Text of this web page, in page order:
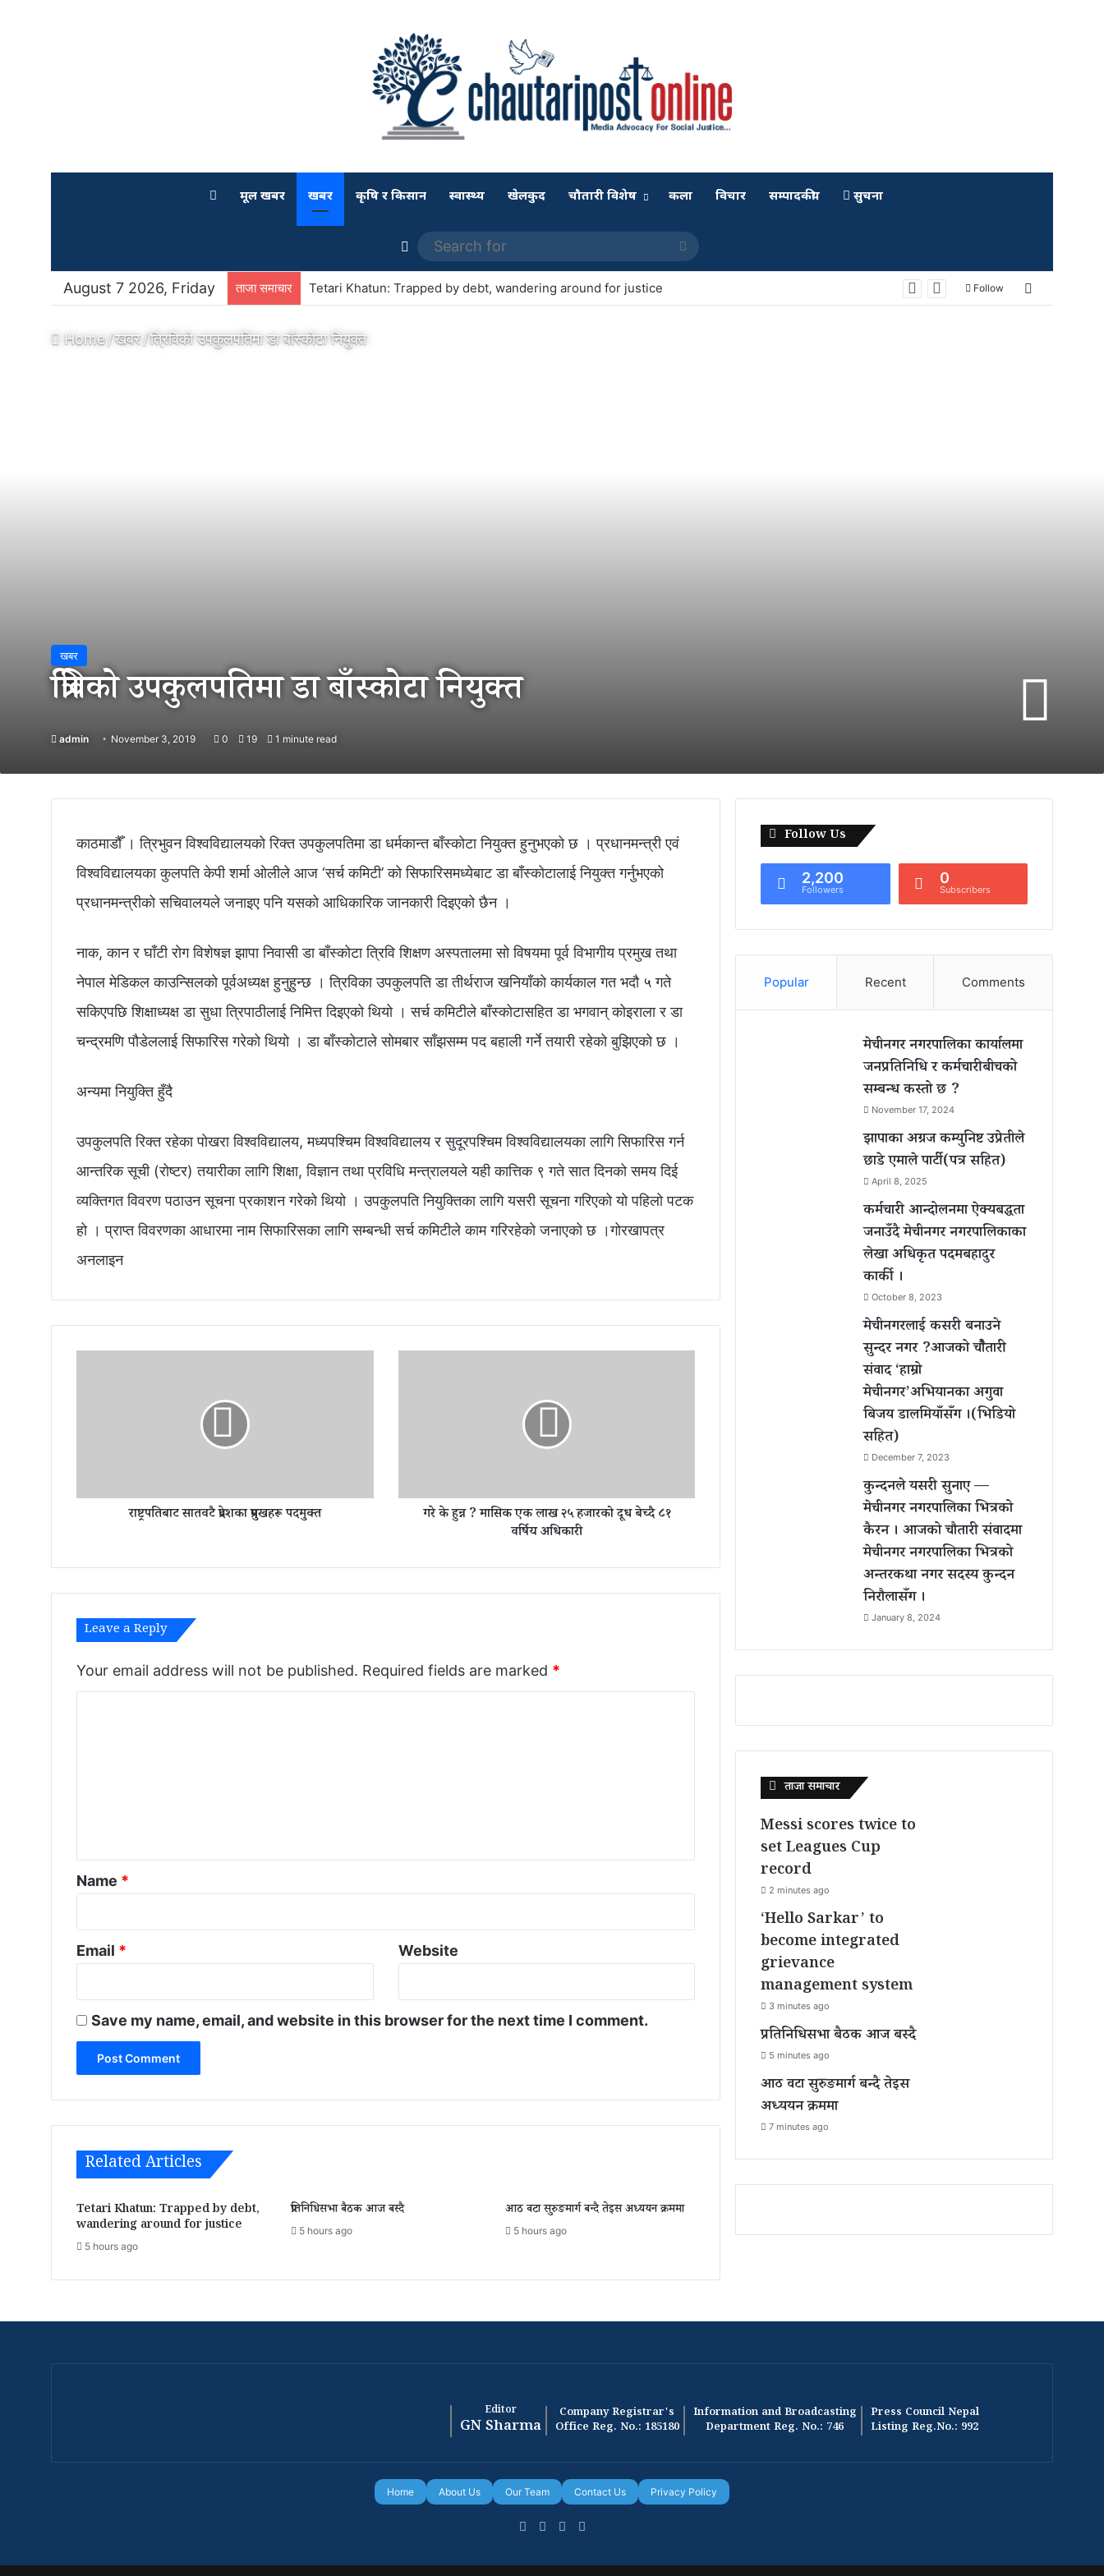
मूल खबर खबर कृषि र किसान स्वास्थ्य खेलकुद चौतारी विशेष कला विचार सम्पादकीय सुचना
Switch skin
for
August 7 2026, Friday ताजा समाचार Tetari Khatun: Trapped by debt, wandering around for justice Follow
Home/खबर/त्रिविको उपकुलपतिमा डा बाँस्कोटा नियुक्त
खबर
त्रिविको उपकुलपतिमा डा बाँस्कोटा नियुक्त
admin November 3, 2019 0 19 1 minute read
काठमाडौँ । त्रिभुवन विश्वविद्यालयको रिक्त उपकुलपतिमा डा धर्मकान्त बाँस्कोटा नियुक्त हुनुभएको छ । प्रधानमन्त्री एवं
विश्वविद्यालयका कुलपति केपी शर्मा ओलीले आज ‘सर्च कमिटी’ को सिफारिसमध्येबाट डा बाँस्कोटालाई नियुक्त गर्नुभएको
प्रधानमन्त्रीको सचिवालयले जनाइए पनि यसको आधिकारिक जानकारी दिइएको छैन ।
नाक, कान र घाँटी रोग विशेषज्ञ झापा निवासी डा बाँस्कोटा त्रिवि शिक्षण अस्पतालमा सो विषयमा पूर्व विभागीय प्रमुख तथा
नेपाल मेडिकल काउन्सिलको पूर्वअध्यक्ष हुनुहुन्छ । त्रिविका उपकुलपति डा तीर्थराज खनियाँको कार्यकाल गत भदौ ५ गते
सकिएपछि शिक्षाध्यक्ष डा सुधा त्रिपाठीलाई निमित्त दिइएको थियो । सर्च कमिटीले बाँस्कोटासहित डा भगवान् कोइराला र डा
चन्द्रमणि पौडेललाई सिफारिस गरेको थियो । डा बाँस्कोटाले सोमबार साँझसम्म पद बहाली गर्ने तयारी रहेको बुझिएको छ ।
अन्यमा नियुक्ति हुँदै
उपकुलपति रिक्त रहेका पोखरा विश्वविद्यालय, मध्यपश्चिम विश्वविद्यालय र सुदूरपश्चिम विश्वविद्यालयका लागि सिफारिस गर्न
आन्तरिक सूची (रोष्टर) तयारीका लागि शिक्षा, विज्ञान तथा प्रविधि मन्त्रालयले यही कात्तिक ९ गते सात दिनको समय दिई
व्यक्तिगत विवरण पठाउन सूचना प्रकाशन गरेको थियो । उपकुलपति नियुक्तिका लागि यसरी सूचना गरिएको यो पहिलो पटक
हो । प्राप्त विवरणका आधारमा नाम सिफारिसका लागि सम्बन्धी सर्च कमिटीले काम गरिरहेको जनाएको छ ।गोरखापत्र
अनलाइन
व
श
मु
ख
रू
राष्ट्रपतिबाट सातवटै प्रदेशका प्रमुखहरू पदमुक्त
क
ख
को
धि
री
गरे के हुन्न ? मासिक एक लाख २५ हजारको दूध बेच्दै ८१
वर्षिय अधिकारी
Leave a Reply
Your email address will not be published. Required fields are marked *
*
Name *
Email * Website
Save my name, email, and website in this browser for the next time I comment.
Related Articles
Tetari Khatun: Trapped by debt,
wandering around for justice
5 hours ago
प्रतिनिधिसभा बैठक आज बस्दै
5 hours ago
आठ वटा सुरुङमार्ग बन्दै तेइस अध्ययन क्रममा
5 hours ago
Follow Us
2,200
Followers
0
Subscribers
Popular Recent Comments
मेचीनगर नगरपालिका कार्यालमा
जनप्रतिनिधि र कर्मचारीबीचको
सम्बन्ध कस्तो छ ?
November 17, 2024
झापाका अग्रज कम्युनिष्ट उप्रेतीले
छाडे एमाले पार्टी(पत्र सहित)
April 8, 2025
कर्मचारी आन्दोलनमा ऐक्यबद्धता
जनाउँदै मेचीनगर नगरपालिकाका
लेखा अधिकृत पदमबहादुर
कार्की ।
October 8, 2023
मेचीनगरलाई कसरी बनाउने
सुन्दर नगर ?आजको चौैतारी
संवाद ‘हाम्रो
मेचीनगर’अभियानका अगुवा
बिजय डालमियाँसँग ।(भिडियो
सहित)
December 7, 2023
कुन्दनले यसरी सुनाए —
मेचीनगर नगरपालिका भित्रको
कैरन । आजको चौतारी संवादमा
मेचीनगर नगरपालिका भित्रको
अन्तरकथा नगर सदस्य कुन्दन
निरौलासँग ।
January 8, 2024
ताजा समाचार
Messi scores twice to
set Leagues Cup
record
2 minutes ago
‘Hello Sarkar’ to
become integrated
grievance
management system
3 minutes ago
प्रतिनिधिसभा बैठक आज बस्दै
5 minutes ago
आठ वटा सुरुङमार्ग बन्दै तेइस
अध्ययन क्रममा
7 minutes ago
Editor
GN Sharma
Company Registrar's
Office Reg. No.: 185180
Information and Broadcasting
Department Reg. No.: 746
Press Council Nepal
Listing Reg.No.: 992
Home About Us Our Team Contact Us Privacy Policy
Facebook
X YouTube